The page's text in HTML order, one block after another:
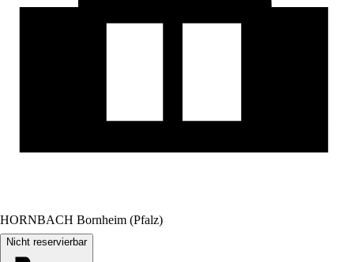
HORNBACH Bornheim (Pfalz)
Nicht reservierbar